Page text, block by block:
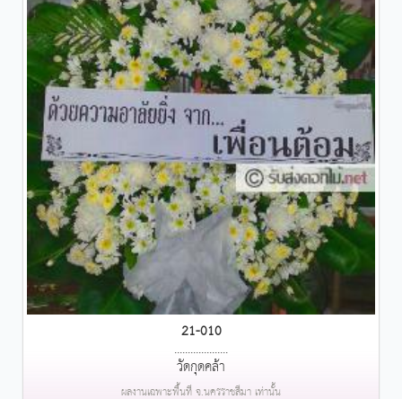
21-010
....................
วัดกุดคล้า
ผลงานเฉพาะพื้นที่ จ.นครราชสีมา เท่านั้น